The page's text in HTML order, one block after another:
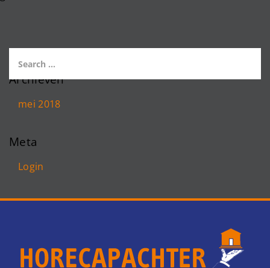
Archieven
mei 2018
Meta
Login